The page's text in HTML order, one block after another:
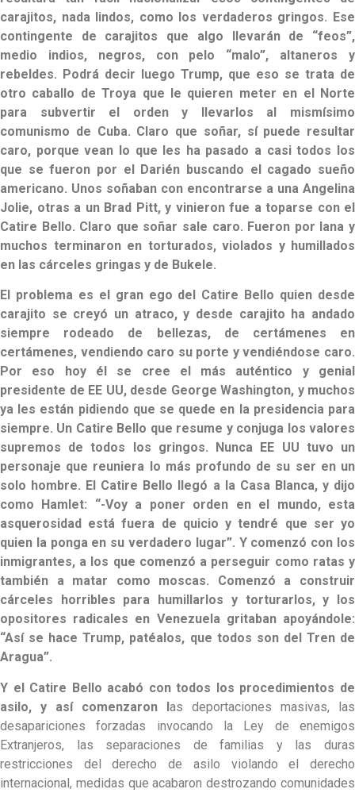
carajitos, nada lindos, como los verdaderos gringos. Ese
contingente de carajitos que algo llevarán de “feos”,
medio indios, negros, con pelo “malo”, altaneros y
rebeldes. Podrá decir luego Trump, que eso se trata de
otro caballo de Troya que le quieren meter en el Norte
para subvertir el orden y llevarlos al mismísimo
comunismo de Cuba. Claro que soñar, sí puede resultar
caro, porque vean lo que les ha pasado a casi todos los
que se fueron por el Darién buscando el cagado sueño
americano. Unos soñaban con encontrarse a una Angelina
Jolie, otras a un Brad Pitt, y vinieron fue a toparse con el
Catire Bello. Claro que soñar sale caro. Fueron por lana y
muchos terminaron en torturados, violados y humillados
en las cárceles gringas y de Bukele.
El problema es el gran ego del Catire Bello quien desde
carajito se creyó un atraco, y desde carajito ha andado
siempre rodeado de bellezas, de certámenes en
certámenes, vendiendo caro su porte y vendiéndose caro.
Por eso hoy él se cree el más auténtico y genial
presidente de EE UU, desde George Washington, y muchos
ya les están pidiendo que se quede en la presidencia para
siempre. Un Catire Bello que resume y conjuga los valores
supremos de todos los gringos. Nunca EE UU tuvo un
personaje que reuniera lo más profundo de su ser en un
solo hombre. El Catire Bello llegó a la Casa Blanca, y dijo
como Hamlet: “-Voy a poner orden en el mundo, esta
asquerosidad está fuera de quicio y tendré que ser yo
quien la ponga en su verdadero lugar”. Y comenzó con los
inmigrantes, a los que comenzó a perseguir como ratas y
también a matar como moscas. Comenzó a construir
cárceles horribles para humillarlos y torturarlos, y los
opositores radicales en Venezuela gritaban apoyándole:
“Así se hace Trump, patéalos, que todos son del Tren de
Aragua”.
Y el Catire Bello acabó con todos los procedimientos de
asilo, y así comenzaron las deportaciones masivas, las
desapariciones forzadas invocando la Ley de enemigos
Extranjeros, las separaciones de familias y las duras
restricciones del derecho de asilo violando el derecho
internacional, medidas que acabaron destrozando comunidades